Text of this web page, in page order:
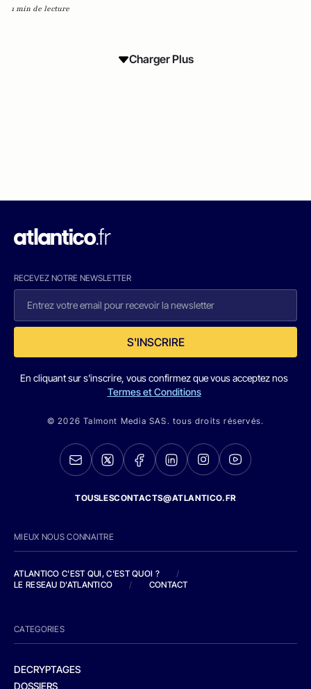
1 min de lecture
Charger Plus
RECEVEZ NOTRE NEWSLETTER
S'INSCRIRE
En cliquant sur s'inscrire, vous confirmez que vous acceptez nos
Termes et Conditions
© 2026 Talmont Media SAS. tous droits réservés.
TOUSLESCONTACTS@ATLANTICO.FR
MIEUX NOUS CONNAITRE
ATLANTICO C'EST QUI, C'EST QUOI ?
/
LE RESEAU D'ATLANTICO
/ CONTACT
CATEGORIES
DECRYPTAGES
DOSSIERS